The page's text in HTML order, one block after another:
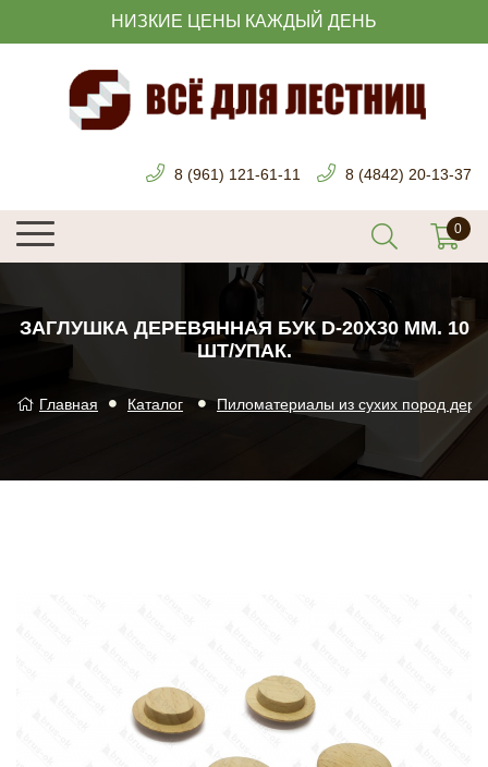
НИЗКИЕ ЦЕНЫ КАЖДЫЙ ДЕНЬ
8 (961) 121-61-11 8 (4842) 20-13-37
ЗАГЛУШКА ДЕРЕВЯННАЯ БУК D-20Х30 ММ. 10
ШТ/УПАК.
Главная Каталог Пиломатериалы из сухих пород